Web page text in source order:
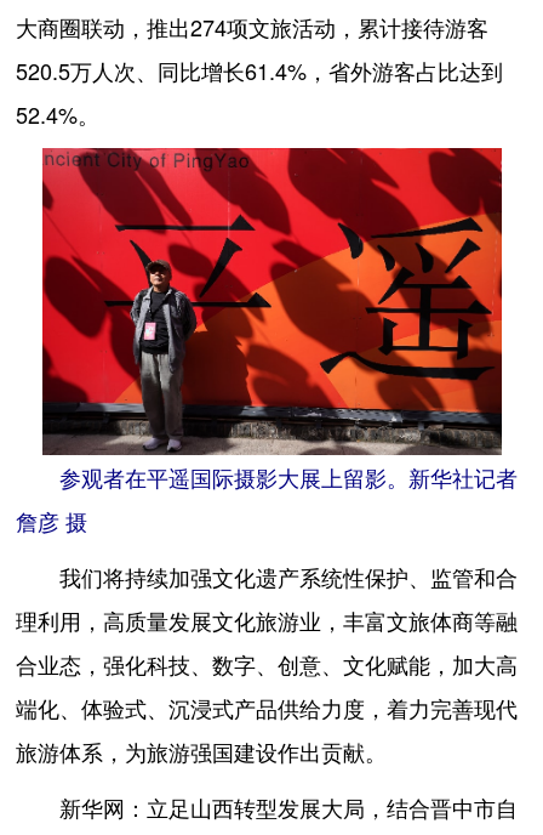
大商圈联动，推出274项文旅活动，累计接待游客
520.5万人次、同比增长61.4%，省外游客占比达到
52.4%。
参观者在平遥国际摄影大展上留影。新华社记者
詹彦 摄
我们将持续加强文化遗产系统性保护、监管和合
理利用，高质量发展文化旅游业，丰富文旅体商等融
合业态，强化科技、数字、创意、文化赋能，加大高
端化、体验式、沉浸式产品供给力度，着力完善现代
旅游体系，为旅游强国建设作出贡献。
新华网：立足山西转型发展大局，结合晋中市自